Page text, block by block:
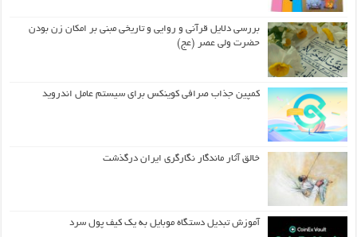
بررسی دلایل قرآنی و روایی و تاریخی مبنی بر امکان زن بودن
حضرت ولی عصر (عج)
کمپین جذاب صرافی کوینکس برای سیستم عامل اندروید
خالق آثار ماندگار نگارگری ایران درگذشت
آموزش تبدیل دستگاه موبایل به یک کیف‌ پول سرد